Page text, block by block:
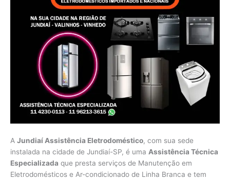
A Jundiaí Assistência Eletrodoméstico, com sua sede
instalada na cidade de Jundiaí-SP, é uma Assistência Técnica
Especializada que presta serviços de Manutenção em
Eletrodomésticos e Ar-condicionado de Linha Branca e tem